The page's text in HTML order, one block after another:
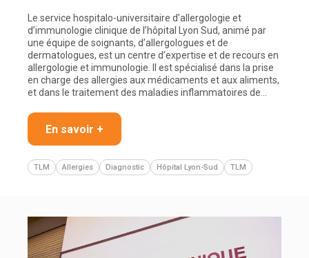
Le service hospitalo-universitaire d’allergologie et
d’immunologie clinique de l’hôpital Lyon Sud, animé par
une équipe de soignants, d’allergologues et de
dermatologues, est un centre d’expertise et de recours en
allergologie et immunologie. Il est spécialisé dans la prise
en charge des allergies aux médicaments et aux aliments,
et dans le traitement des maladies inflammatoires de…
En savoir +
TLM Allergies Diagnostic Hôpital Lyon-Sud TLM